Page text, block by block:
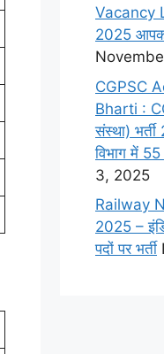
Vacancy
2025
CGPSC
Bharti :
संस्था)
विभाग में 55
3, 2025
Railway
2025 –
पदों पर भर्ती